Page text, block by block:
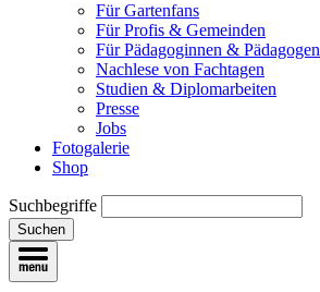
Für Gartenfans
Für Profis & Gemeinden
Für Pädagoginnen & Pädagogen
Nachlese von Fachtagen
Studien & Diplomarbeiten
Presse
Jobs
Fotogalerie
Shop
Suchbegriffe
Suchen